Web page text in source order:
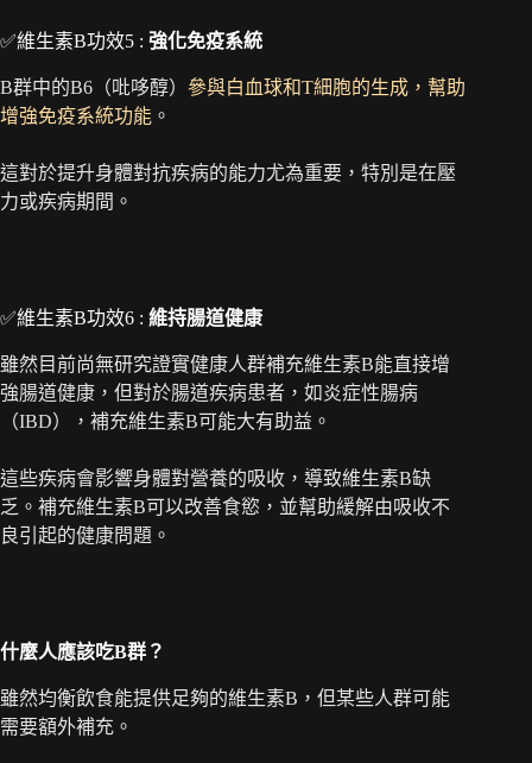
✅維生素B功效5 : 強化免疫系統
B群中的B6（吡哆醇） 參與白血球和T細胞的生成，幫助
增強免疫系統功能 。
這對於提升身體對抗疾病的能力尤為重要，特別是在壓
力或疾病期間。
✅維生素B功效6 : 維持腸道健康
雖然目前尚無研究證實健康人群補充維生素B能直接增
強腸道健康，但對於腸道疾病患者，如炎症性腸病
（IBD），補充維生素B可能大有助益。
這些疾病會影響身體對營養的吸收，導致維生素B缺
乏。補充維生素B可以改善食慾，並幫助緩解由吸收不
良引起的健康問題。
什麼人應該吃B群？
雖然均衡飲食能提供足夠的維生素B，但某些人群可能
需要額外補充。